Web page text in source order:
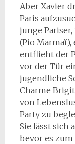
Aber Xavier
Paris
junge Pariser,
(Pio Marmaï),
entflieht der
vor der Tür
jugendliche
Charme
von
Party zu
Sie lässt sich
bevor es